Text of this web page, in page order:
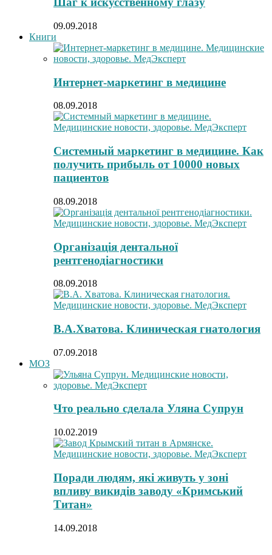
09.09.2018
Книги
Интернет-маркетинг в медицине
08.09.2018
Системный маркетинг в медицине. Как
получить прибыль от 10000 новых
пациентов
08.09.2018
Організація дентальної
рентгенодіагностики
08.09.2018
В.А.Хватова. Клиническая гнатология
07.09.2018
МОЗ
Что реально сделала Уляна Супрун
10.02.2019
Поради людям, які живуть у зоні
впливу викидів заводу «Кримський
Титан»
14.09.2018